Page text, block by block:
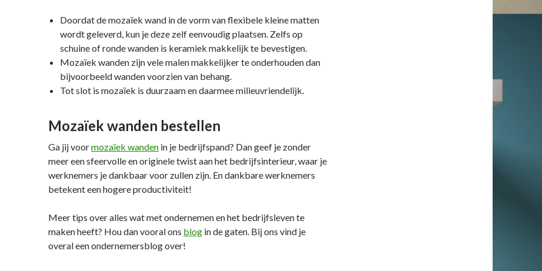
Doordat de mozaïek wand in de vorm van flexibele kleine matten
wordt geleverd, kun je deze zelf eenvoudig plaatsen. Zelfs op
schuine of ronde wanden is keramiek makkelijk te bevestigen.
Mozaïek wanden zijn vele malen makkelijker te onderhouden dan
bijvoorbeeld wanden voorzien van behang.
Tot slot is mozaïek is duurzaam en daarmee milieuvriendelijk.
Mozaïek wanden bestellen
Ga jij voormozaïek wanden in je bedrijfspand? Dan geef je zonder
meer een sfeervolle en originele twist aan het bedrijfsinterieur, waar je
werknemers je dankbaar voor zullen zijn. En dankbare werknemers
betekent een hogere productiviteit!
Meer tips over alles wat met ondernemen en het bedrijfsleven te
maken heeft? Hou dan vooral ons blog in de gaten. Bij ons vind je
overal een ondernemersblog over!